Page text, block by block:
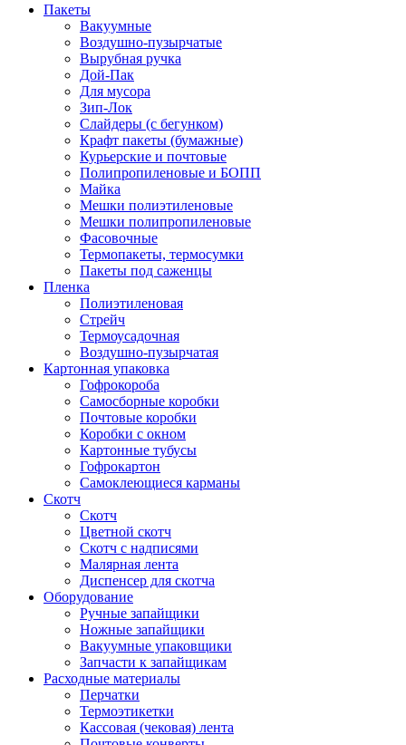
Пакеты
Вакуумные
Воздушно-пузырчатые
Вырубная ручка
Дой-Пак
Для мусора
Зип-Лок
Слайдеры (с бегунком)
Крафт пакеты (бумажные)
Курьерские и почтовые
Полипропиленовые и БОПП
Майка
Мешки полиэтиленовые
Мешки полипропиленовые
Фасовочные
Термопакеты, термосумки
Пакеты под саженцы
Пленка
Полиэтиленовая
Стрейч
Термоусадочная
Воздушно-пузырчатая
Картонная упаковка
Гофрокороба
Самосборные коробки
Почтовые коробки
Коробки с окном
Картонные тубусы
Гофрокартон
Самоклеющиеся карманы
Скотч
Скотч
Цветной скотч
Скотч с надписями
Малярная лента
Диспенсер для скотча
Оборудование
Ручные запайщики
Ножные запайщики
Вакуумные упаковщики
Запчасти к запайщикам
Расходные материалы
Перчатки
Термоэтикетки
Кассовая (чековая) лента